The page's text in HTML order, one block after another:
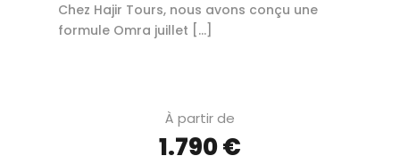
Chez Hajir Tours, nous avons conçu une
formule Omra juillet […]
À partir de
1.790 €